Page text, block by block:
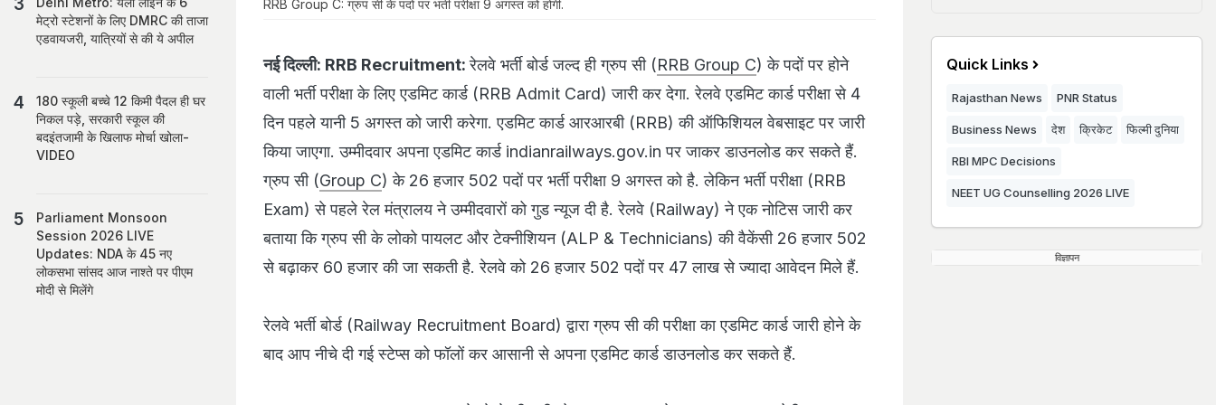
RRB Group C: ग्रुप सी के पदों पर भर्ती परीक्षा 9 अगस्त को होगी.
नई दिल्ली: RRB Recruitment:रेलवे भर्ती बोर्ड जल्द ही ग्रुप सी (RRB Group C) के पदों पर होने
वाली भर्ती परीक्षा के लिए एडमिट कार्ड (RRB Admit Card) जारी कर देगा. रेलवे एडमिट कार्ड परीक्षा से 4
दिन पहले यानी 5 अगस्त को जारी करेगा. एडमिट कार्ड आरआरबी (RRB) की ऑफिशियल वेबसाइट पर जारी
किया जाएगा. उम्मीदवार अपना एडमिट कार्ड indianrailways.gov.in पर जाकर डाउनलोड कर सकते हैं.
ग्रुप सी (Group C) के 26 हजार 502 पदों पर भर्ती परीक्षा 9 अगस्त को है. लेकिन भर्ती परीक्षा (RRB
Exam) से पहले रेल मंत्रालय ने उम्मीदवारों को गुड न्यूज दी है. रेलवे (Railway) ने एक नोटिस जारी कर
बताया कि ग्रुप सी के लोको पायलट और टेक्नीशियन (ALP & Technicians) की वैकेंसी 26 हजार 502
से बढ़ाकर 60 हजार की जा सकती है. रेलवे को 26 हजार 502 पदों पर 47 लाख से ज्यादा आवेदन मिले हैं.
रेलवे भर्ती बोर्ड (Railway Recruitment Board) द्वारा ग्रुप सी की परीक्षा का एडमिट कार्ड जारी होने के
बाद आप नीचे दी गई स्टेप्स को फॉलों कर आसानी से अपना एडमिट कार्ड डाउनलोड कर सकते हैं.
मेट्रो स्‍टेशनों के लिए DMRC की ताजा
एडवायजरी, यात्रियों से की ये अपील
180 स्कूली बच्चे 12 किमी पैदल ही घर
निकल पड़े, सरकारी स्कूल की
बदइंतजामी के खिलाफ मोर्चा खोला-
VIDEO
Parliament Monsoon
Session 2026 LIVE
Updates: NDA के 45 नए
लोकसभा सांसद आज नाश्ते पर पीएम
मोदी से मिलेंगे
Quick Links
Rajasthan News PNR Status
Business News देश क्रिकेट फिल्मी दुनिया
RBI MPC Decisions
NEET UG Counselling 2026 LIVE
विज्ञापन